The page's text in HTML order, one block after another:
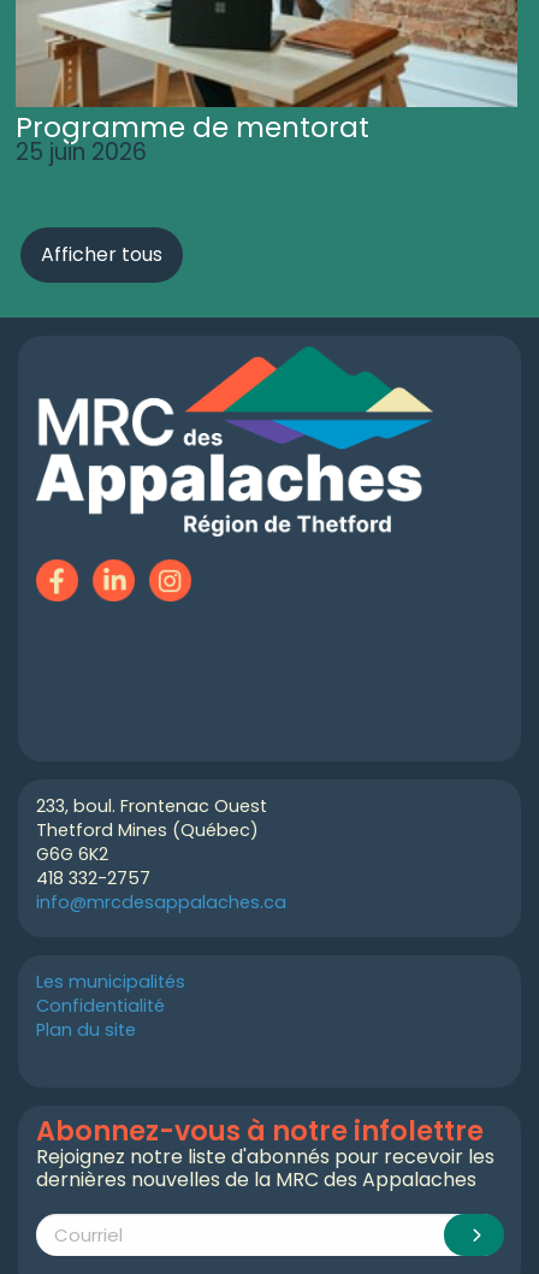
Programme de mentorat
25 juin 2026
Afficher tous
233, boul. Frontenac Ouest
Thetford Mines (Québec)
G6G 6K2
418 332-2757
info@mrcdesappalaches.ca
Les municipalités
Confidentialité
Plan du site
Abonnez-vous à notre infolettre
Rejoignez notre liste d'abonnés pour recevoir les
dernières nouvelles de la MRC des Appalaches